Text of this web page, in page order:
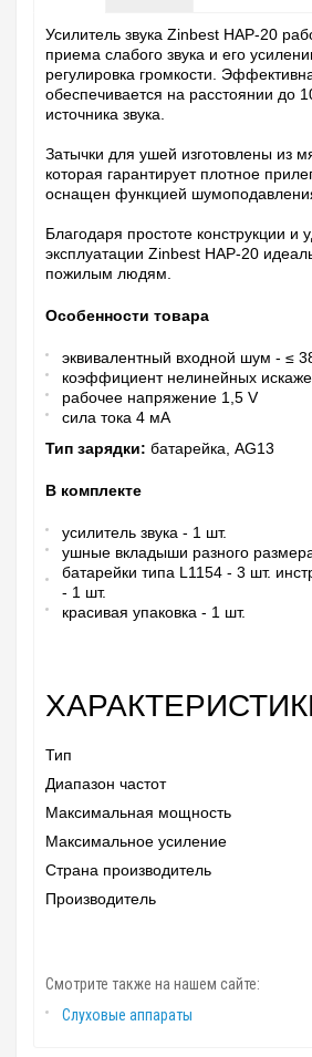
Усилитель звука Zinbest HAP-20
приема слабого звука и его
регулировка громкости.
обеспечивается на расстоянии до
источника звука.
Затычки для ушей изготовлены из
которая гарантирует плотное
оснащен функцией
Благодаря простоте конструкции и
эксплуатации Zinbest HAP-20
пожилым людям.
Особенности товара
эквивалентный входной шум - ≤
коэффициент нелинейных
рабочее напряжение 1,5 V
сила тока 4 мА
Тип зарядки: батарейка, AG13
В комплекте
усилитель звука - 1 шт.
ушные вкладыши разного
батарейки типа L1154 - 3 шт.
- 1 шт.
красивая упаковка - 1 шт.
Тип
Диапазон частот
Максимальная мощность
Максимальное усиление
Страна производитель
Производитель
Смотрите также на нашем сайте:
Слуховые аппараты